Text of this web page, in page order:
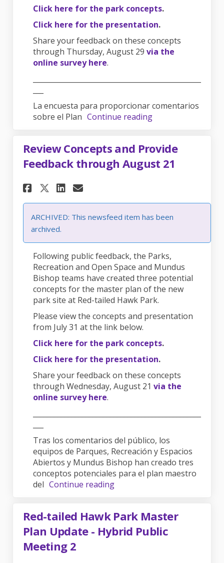
Click here for the park concepts.
Click here for the presentation.
Share your feedback on these concepts
through Thursday, August 29 via the
online survey here.
La encuesta para proporcionar comentarios
sobre el Plan Continue reading
Review Concepts and Provide
Feedback through August 21
Share Review Concepts and
Share Review Concepts
Share Review Concepts
Email Review
ARCHIVED: This newsfeed item has been
archived.
Following public feedback, the Parks,
Recreation and Open Space and Mundus
Bishop teams have created three potential
concepts for the master plan of the new
park site at Red-tailed Hawk Park.
Please view the concepts and presentation
from July 31 at the link below.
Click here for the park concepts.
Click here for the presentation.
Share your feedback on these concepts
through Wednesday, August 21 via the
online survey here.
Tras los comentarios del público, los
equipos de Parques, Recreación y Espacios
Abiertos y Mundus Bishop han creado tres
conceptos potenciales para el plan maestro
del Continue reading
Red-tailed Hawk Park Master
Plan Update - Hybrid Public
Meeting 2